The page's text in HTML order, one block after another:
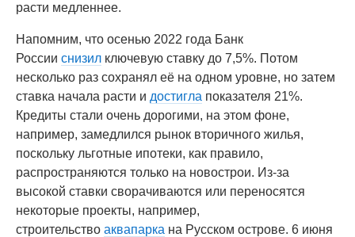
расти медленнее.
Напомним, что осенью 2022 года Банк
России снизил ключевую ставку до 7,5%. Потом
несколько раз сохранял её на одном уровне, но затем
ставка начала расти и достигла показателя 21%.
Кредиты стали очень дорогими, на этом фоне,
например, замедлился рынок вторичного жилья,
поскольку льготные ипотеки, как правило,
распространяются только на новострои. Из-за
высокой ставки сворачиваются или переносятся
некоторые проекты, например,
строительство аквапарка на Русском острове. 6 июня